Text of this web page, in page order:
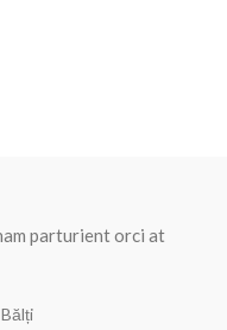
parturient orci at